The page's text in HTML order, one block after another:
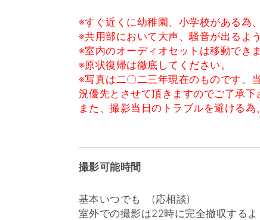
※すぐ近くに幼稚園、小学校がある為
※共用部において大声、騒音が出るよ
※室内のオーディオセットは移動できま
※原状復帰は徹底してください。
※写真は二〇二三年現在のものです。
況優先とさせて頂きますのでご了承下
また、撮影当日のトラブルを避ける
撮影可能時間
基本いつでも (応相談)
室外での撮影は22時に完全撤収する